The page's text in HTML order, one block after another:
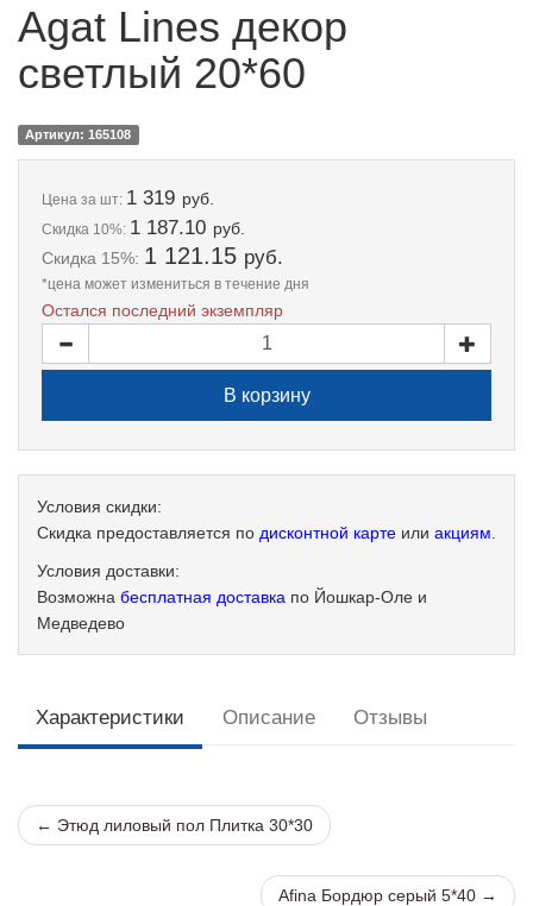
Agat Lines декор
светлый 20*60
Артикул: 165108
Цена за шт: 1 319 руб.
Скидка 10%: 1 187.10 руб.
Скидка 15%: 1 121.15 руб.
*цена может измениться в течение дня
Остался последний экземпляр
Условия скидки:
Скидка предоставляется по дисконтной карте или акциям
Условия доставки:
Возможна бесплатная доставка по Йошкар-Оле и
Медведево
Характеристики Описание Отзывы
← Этюд лиловый пол Плитка 30*30
Afina Бордюр серый 5*40 →